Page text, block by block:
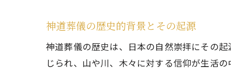
神道葬儀の歴史的背景とその起源
神道葬儀の歴史は、日本の自然崇拝にその
じられ、山や川、木々に対する信仰が生活